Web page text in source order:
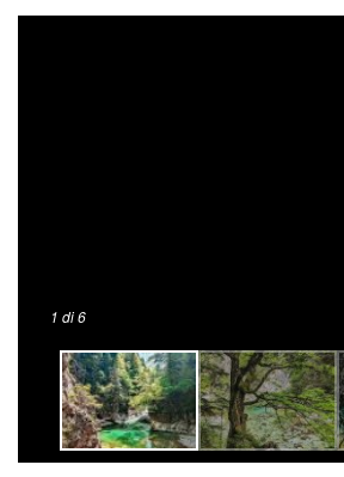
1 di 6